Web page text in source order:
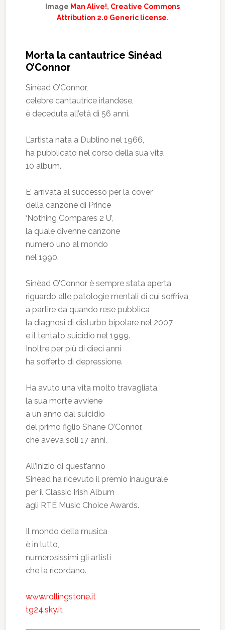
Image Man Alive!, Creative Commons
Attribution 2.0 Generic license.
Morta la cantautrice Sinéad
O’Connor
Sinèad O’Connor,
celebre cantautrice irlandese,
è deceduta all’età di 56 anni.
L’artista nata a Dublino nel 1966,
ha pubblicato nel corso della sua vita
10 album.
E’ arrivata al successo per la cover
della canzone di Prince
‘Nothing Compares 2 U’,
la quale divenne canzone
numero uno al mondo
nel 1990.
Sinèad O’Connor è sempre stata aperta
riguardo alle patologie mentali di cui soffriva,
a partire da quando rese pubblica
la diagnosi di disturbo bipolare nel 2007
e il tentato suicidio nel 1999.
Inoltre per più di dieci anni
ha sofferto di depressione.
Ha avuto una vita molto travagliata,
la sua morte avviene
a un anno dal suicidio
del primo figlio Shane O’Connor,
che aveva soli 17 anni.
All’inizio di quest’anno
Sinèad ha ricevuto il premio inaugurale
per il Classic Irish Album
agli RTÉ Music Choice Awards.
Il mondo della musica
è in lutto,
numerosissimi gli artisti
che la ricordano.
www.rollingstone.it
tg24.sky.it